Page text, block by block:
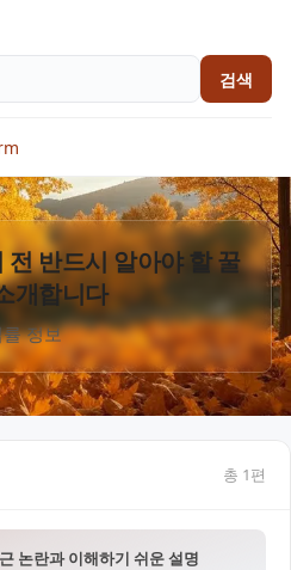
검색
전 반드시 알아야 할 꿀
개합니다
정보
총 1편
논란과 이해하기 쉬운 설명